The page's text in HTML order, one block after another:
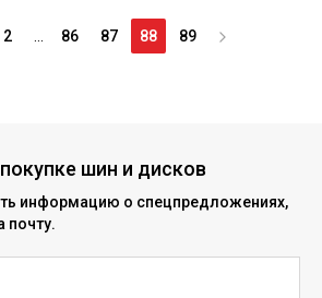
2 86 87 88 89
шин и дисков
информацию о спецпредложениях,
почту.